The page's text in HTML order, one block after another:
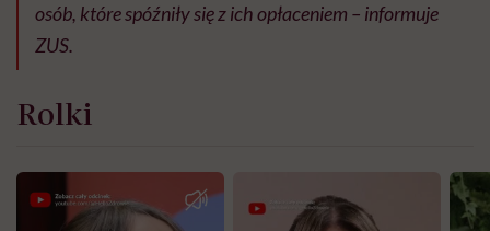
osób, które spóźniły się z ich opłaceniem – informuje
ZUS.
Rolki